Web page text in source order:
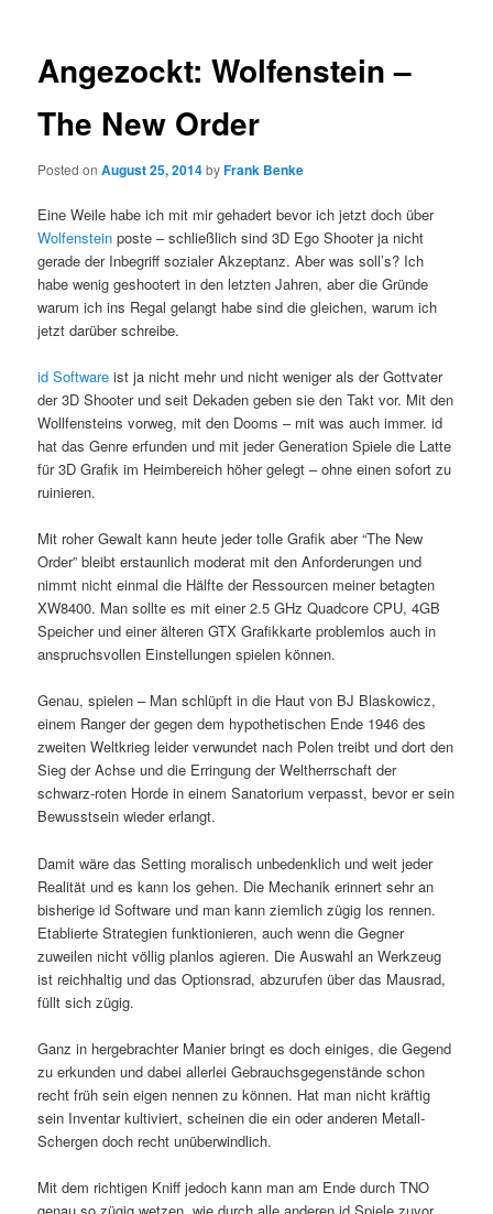
Angezockt: Wolfenstein –
The New Order
Posted onAugust 25, 2014byFrank Benke
Eine Weile habe ich mit mir gehadert bevor ich jetzt doch über
Wolfenstein poste – schließlich sind 3D Ego Shooter ja nicht
gerade der Inbegriff sozialer Akzeptanz. Aber was soll’s? Ich
habe wenig geshootert in den letzten Jahren, aber die Gründe
warum ich ins Regal gelangt habe sind die gleichen, warum ich
jetzt darüber schreibe.
id Software ist ja nicht mehr und nicht weniger als der Gottvater
der 3D Shooter und seit Dekaden geben sie den Takt vor. Mit den
Wollfensteins vorweg, mit den Dooms – mit was auch immer. id
hat das Genre erfunden und mit jeder Generation Spiele die Latte
für 3D Grafik im Heimbereich höher gelegt – ohne einen sofort zu
ruinieren.
Mit roher Gewalt kann heute jeder tolle Grafik aber “The New
Order” bleibt erstaunlich moderat mit den Anforderungen und
nimmt nicht einmal die Hälfte der Ressourcen meiner betagten
XW8400. Man sollte es mit einer 2.5 GHz Quadcore CPU, 4GB
Speicher und einer älteren GTX Grafikkarte problemlos auch in
anspruchsvollen Einstellungen spielen können.
Genau, spielen – Man schlüpft in die Haut von BJ Blaskowicz,
einem Ranger der gegen dem hypothetischen Ende 1946 des
zweiten Weltkrieg leider verwundet nach Polen treibt und dort den
Sieg der Achse und die Erringung der Weltherrschaft der
schwarz-roten Horde in einem Sanatorium verpasst, bevor er sein
Bewusstsein wieder erlangt.
Damit wäre das Setting moralisch unbedenklich und weit jeder
Realität und es kann los gehen. Die Mechanik erinnert sehr an
bisherige id Software und man kann ziemlich zügig los rennen.
Etablierte Strategien funktionieren, auch wenn die Gegner
zuweilen nicht völlig planlos agieren. Die Auswahl an Werkzeug
ist reichhaltig und das Optionsrad, abzurufen über das Mausrad,
füllt sich zügig.
Ganz in hergebrachter Manier bringt es doch einiges, die Gegend
zu erkunden und dabei allerlei Gebrauchsgegenstände schon
recht früh sein eigen nennen zu können. Hat man nicht kräftig
sein Inventar kultiviert, scheinen die ein oder anderen Metall-
Schergen doch recht unüberwindlich.
Mit dem richtigen Kniff jedoch kann man am Ende durch TNO